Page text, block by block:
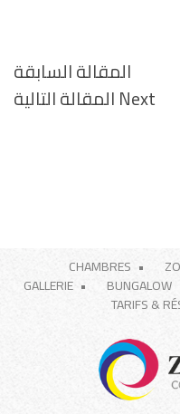
المقالة السابقة
Next
Nextالمقالة التالية
CHAMBRES
BUNGALOW
GALLERIE
TARIFS &